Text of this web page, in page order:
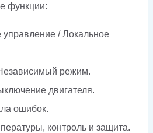
функции:
управление / Локальное
режим.
двигателя.
ошибок.
контроль и защита.